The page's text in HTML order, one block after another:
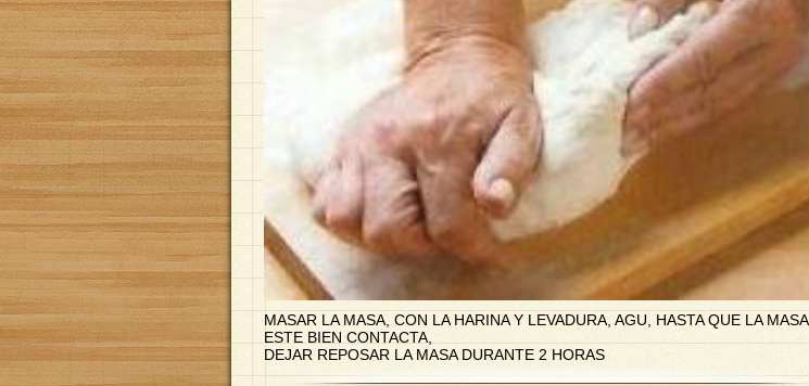
MASAR LA MASA, CON LA HARINA Y LEVADURA, AGU, HASTA QUE LA MASA
ESTE BIEN CONTACTA,
DEJAR REPOSAR LA MASA DURANTE 2 HORAS